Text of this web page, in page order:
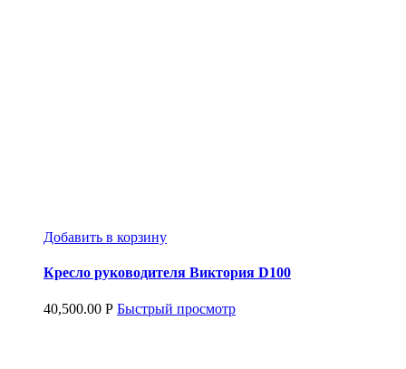
Добавить в корзину
Кресло руководителя Виктория D100
40,500.00 Р Быстрый просмотр